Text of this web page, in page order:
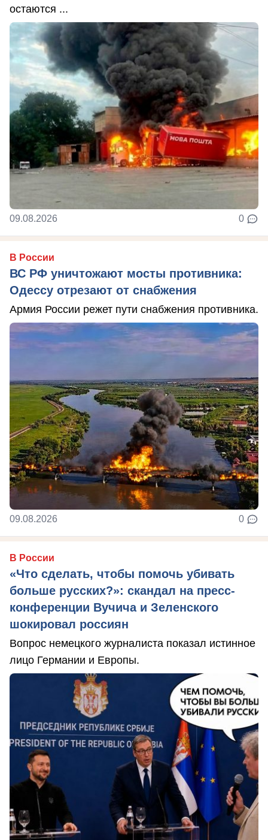
остаются ...
09.08.2026 0
В России
ВС РФ уничтожают мосты противника:
Одессу отрезают от снабжения
Армия России режет пути снабжения противника.
09.08.2026 0
В России
«Что сделать, чтобы помочь убивать
больше русских?»: скандал на пресс-
конференции Вучича и Зеленского
шокировал россиян
Вопрос немецкого журналиста показал истинное
лицо Германии и Европы.